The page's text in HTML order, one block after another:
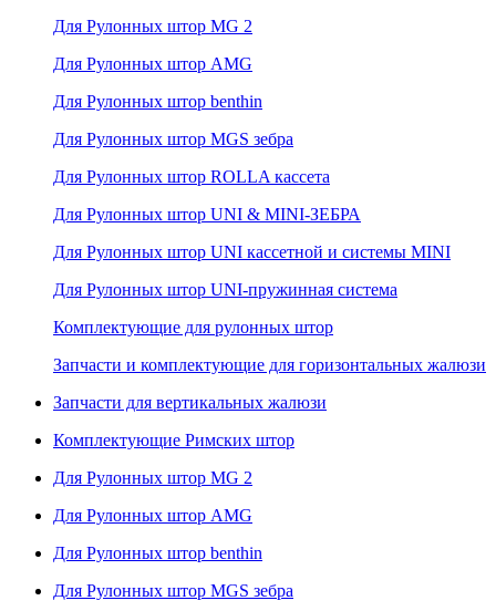
Для Рулонных штор MG 2
Для Рулонных штор AMG
Для Рулонных штор benthin
Для Рулонных штор MGS зебра
Для Рулонных штор ROLLA кассета
Для Рулонных штор UNI & MINI-ЗЕБРА
Для Рулонных штор UNI кассетной и системы MINI
Для Рулонных штор UNI-пружинная система
Комплектующие для рулонных штор
Запчасти и комплектующие для горизонтальных жалюзи
Запчасти для вертикальных жалюзи
Комплектующие Римских штор
Для Рулонных штор MG 2
Для Рулонных штор AMG
Для Рулонных штор benthin
Для Рулонных штор MGS зебра